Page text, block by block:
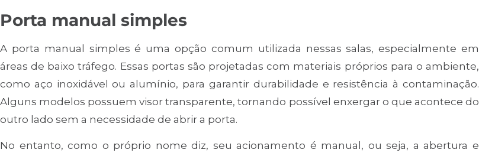
Porta manual simples
A porta manual simples é uma opção comum utilizada nessas salas, especialmente em
áreas de baixo tráfego. Essas portas são projetadas com materiais próprios para o ambiente,
como aço inoxidável ou alumínio, para garantir durabilidade e resistência à contaminação.
Alguns modelos possuem visor transparente, tornando possível enxergar o que acontece do
outro lado sem a necessidade de abrir a porta.
No entanto, como o próprio nome diz, seu acionamento é manual, ou seja, a abertura e